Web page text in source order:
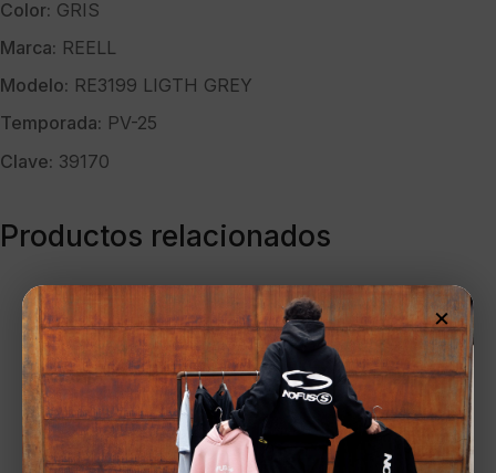
Color: GRIS
Marca: REELL
Modelo: RE3199 LIGTH GREY
Temporada: PV-25
Clave: 39170
Productos relacionados
×